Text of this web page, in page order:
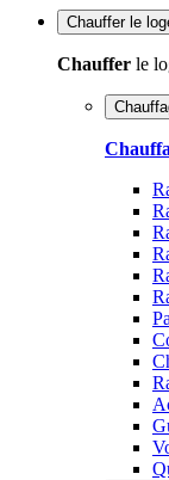
Chauffer le
Chauffer le